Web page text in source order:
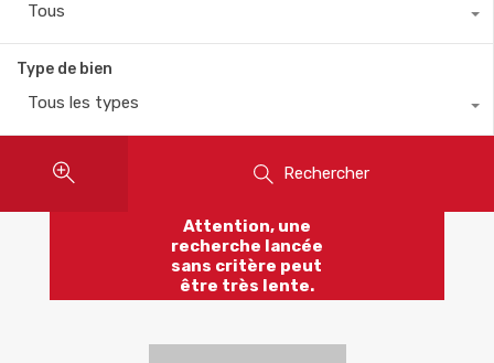
Tous
Type de bien
Tous les types
Rechercher
Attention, une
recherche lancée
sans critère peut
être très lente.